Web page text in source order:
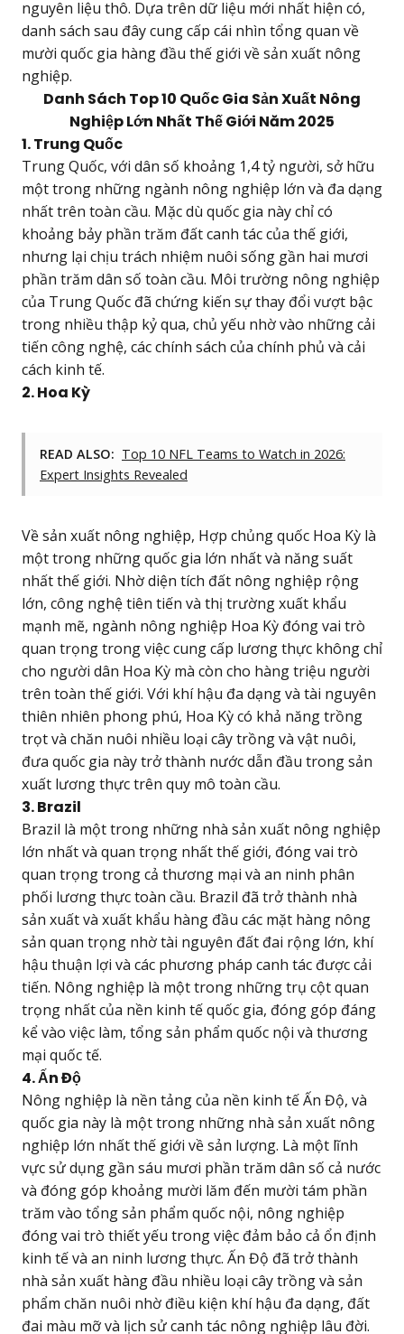
nguyên liệu thô. Dựa trên dữ liệu mới nhất hiện có,
danh sách sau đây cung cấp cái nhìn tổng quan về
mười quốc gia hàng đầu thế giới về sản xuất nông
nghiệp.
Danh Sách Top 10 Quốc Gia Sản Xuất Nông
Nghiệp Lớn Nhất Thế Giới Năm 2025
1. Trung Quốc
Trung Quốc, với dân số khoảng 1,4 tỷ người, sở hữu
một trong những ngành nông nghiệp lớn và đa dạng
nhất trên toàn cầu. Mặc dù quốc gia này chỉ có
khoảng bảy phần trăm đất canh tác của thế giới,
nhưng lại chịu trách nhiệm nuôi sống gần hai mươi
phần trăm dân số toàn cầu. Môi trường nông nghiệp
của Trung Quốc đã chứng kiến sự thay đổi vượt bậc
trong nhiều thập kỷ qua, chủ yếu nhờ vào những cải
tiến công nghệ, các chính sách của chính phủ và cải
cách kinh tế.
2. Hoa Kỳ
READ ALSO: Top 10 NFL Teams to Watch in 2026:
Expert Insights Revealed
Về sản xuất nông nghiệp, Hợp chủng quốc Hoa Kỳ là
một trong những quốc gia lớn nhất và năng suất
nhất thế giới. Nhờ diện tích đất nông nghiệp rộng
lớn, công nghệ tiên tiến và thị trường xuất khẩu
mạnh mẽ, ngành nông nghiệp Hoa Kỳ đóng vai trò
quan trọng trong việc cung cấp lương thực không chỉ
cho người dân Hoa Kỳ mà còn cho hàng triệu người
trên toàn thế giới. Với khí hậu đa dạng và tài nguyên
thiên nhiên phong phú, Hoa Kỳ có khả năng trồng
trọt và chăn nuôi nhiều loại cây trồng và vật nuôi,
đưa quốc gia này trở thành nước dẫn đầu trong sản
xuất lương thực trên quy mô toàn cầu.
3. Brazil
Brazil là một trong những nhà sản xuất nông nghiệp
lớn nhất và quan trọng nhất thế giới, đóng vai trò
quan trọng trong cả thương mại và an ninh phân
phối lương thực toàn cầu. Brazil đã trở thành nhà
sản xuất và xuất khẩu hàng đầu các mặt hàng nông
sản quan trọng nhờ tài nguyên đất đai rộng lớn, khí
hậu thuận lợi và các phương pháp canh tác được cải
tiến. Nông nghiệp là một trong những trụ cột quan
trọng nhất của nền kinh tế quốc gia, đóng góp đáng
kể vào việc làm, tổng sản phẩm quốc nội và thương
mại quốc tế.
4. Ấn Độ
Nông nghiệp là nền tảng của nền kinh tế Ấn Độ, và
quốc gia này là một trong những nhà sản xuất nông
nghiệp lớn nhất thế giới về sản lượng. Là một lĩnh
vực sử dụng gần sáu mươi phần trăm dân số cả nước
và đóng góp khoảng mười lăm đến mười tám phần
trăm vào tổng sản phẩm quốc nội, nông nghiệp
đóng vai trò thiết yếu trong việc đảm bảo cả ổn định
kinh tế và an ninh lương thực. Ấn Độ đã trở thành
nhà sản xuất hàng đầu nhiều loại cây trồng và sản
phẩm chăn nuôi nhờ điều kiện khí hậu đa dạng, đất
đai màu mỡ và lịch sử canh tác nông nghiệp lâu đời.